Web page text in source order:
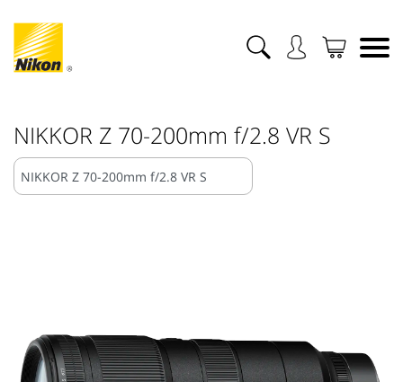
NIKKOR Z 70-200mm f/2.8 VR S